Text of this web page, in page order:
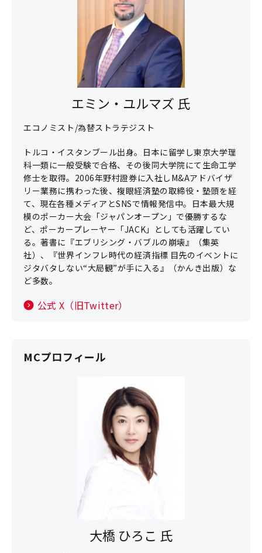
エミン・ユルマズ 氏
エコノミスト/為替ストラテジスト
トルコ・イスタンブール出身。日本に留学し東京大学理
科一類に一般受験で合格、その後同大学院にて生命工学
修士を取得。2006年野村證券に入社しM&Aアドバイザ
リー業務に携わった後、複眼経済塾の取締役・塾頭を経
て、現在各種メディアとSNSで情報発信中。日本最大規
模のポーカー大会「ジャパンオープン」で優勝するな
ど、ポーカープレーヤー「JACK」としても活躍してい
る。著書に『エブリシング・バブルの崩壊』（集英
社）、『世界インフレ時代の経済指標 目先のイベントに
ジタバタしない“大局観”が手に入る』（かんき出版）な
ど多数。
公式 X（旧Twitter）
MCプロフィール
大橋 ひろこ 氏